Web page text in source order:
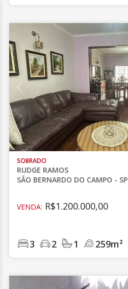
SOBRADO
RUDGE RAMOS
SÃO BERNARDO DO CAMPO - SP
VENDA: R$1.200.000,00
3 2 1 259m²